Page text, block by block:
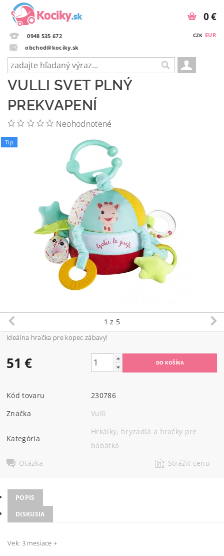
0948 535 672
obchod@kociky.sk
CZK EUR
0 €
VULLI SVET PLNÝ
PREKVAPENÍ
Neohodnotené
Tip
1 z 5
Ideálna hračka pre kopec zábavy!
51 €
Kód tovaru
230786
Značka
Vulli
Kategória
Hrkálky, hryzadlá a hračky pre
bábätká
Otázka
Strážiť cenu
POPIS
DISKUSIA
Vek: 3 mesiace +